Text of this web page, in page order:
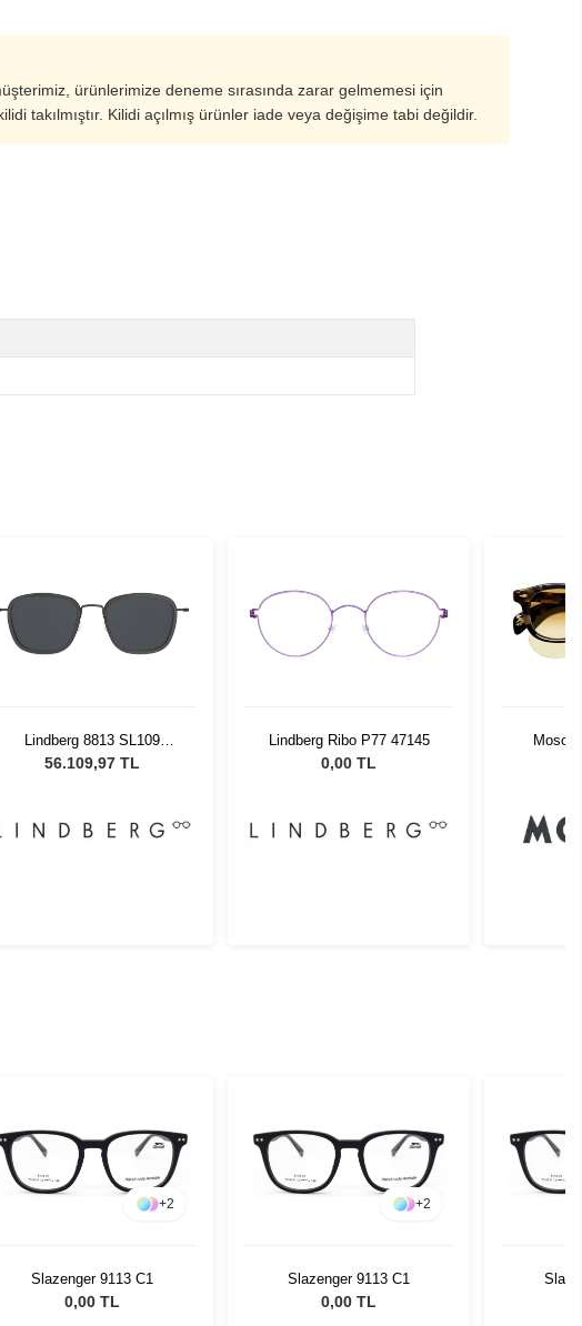
ürünlerimize deneme sırasında zarar gelmemesi için
takılmıştır. Kilidi açılmış ürünler iade veya değişime tabi değildir.
Lindberg 8813 SL109
K24MU9 4914
56.109,97 TL
Lindberg Ribo P77 47145
0,00 TL
+2
Slazenger 9113 C1
0,00 TL
+2
Slazenger 9113 C1
0,00 TL